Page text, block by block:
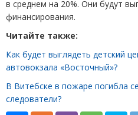
в среднем на 20%. Они будут
финансирования.
Читайте также:
Как будет выглядеть детский
автовокзала «Восточный»?
В Витебске в пожаре погибла
следователи?